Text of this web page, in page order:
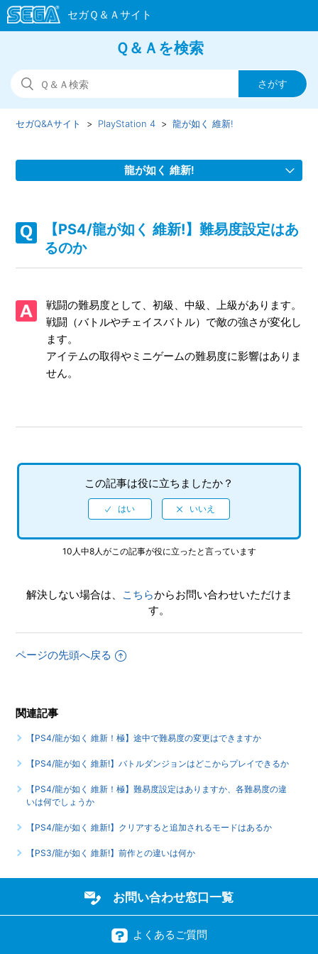
Ｑ＆Ａを検索
セガQ&Aサイト PlayStation 4 龍が如く 維新!
龍が如く 維新!
て、行えなくなるサブストーリーや天啓はあるか
【PS4/龍が如く 維新!】バトルダンジョンはどこからプレイ
できるか
【PS4/龍が如く 維新!】「遥」は登場するか
【PS4/龍が如く 維新!】オンラインに接続しないと入手でき
ない要素(トロフィー等)はあるか
【PS4/龍が如く 維新!】「エクストラコンテンツ」や追加
【PS4/龍が如く 維新!】インターネットプレイに対応してい
もっと見る
【PS4/龍が如く 維新!】難易度設定はあ
るのか
戦闘の難易度として、初級、中級、上級があります。
戦闘（バトルやチェイスバトル）で敵の強さが変化し
ます。
アイテムの取得やミニゲームの難易度に影響はありま
せん。
この記事は役に立ちましたか？
10人中8人がこの記事が役に立ったと言っています
解決しない場合は、 こちらからお問い合わせいただけま
す。
ページの先頭へ戻る
関連記事
【PS4/龍が如く 維新！極】途中で難易度の変更はできますか
【PS4/龍が如く 維新!】バトルダンジョンはどこからプレイできるか
【PS4/龍が如く 維新！極】難易度設定はありますか、各難易度の違
いは何でしょうか
【PS4/龍が如く 維新!】クリアすると追加されるモードはあるか
【PS3/龍が如く 維新!】前作との違いは何か
お問い合わせ窓口一覧
よくあるご質問